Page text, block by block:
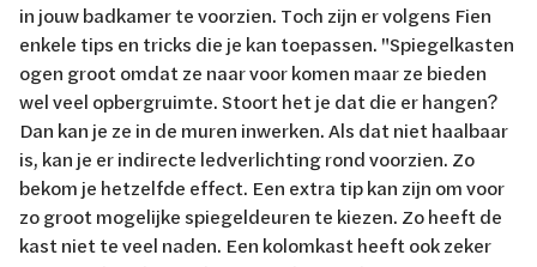
in jouw badkamer te voorzien. Toch zijn er volgens Fien
enkele tips en tricks die je kan toepassen. "Spiegelkasten
ogen groot omdat ze naar voor komen maar ze bieden
wel veel opbergruimte. Stoort het je dat die er hangen?
Dan kan je ze in de muren inwerken. Als dat niet haalbaar
is, kan je er indirecte ledverlichting rond voorzien. Zo
bekom je hetzelfde effect. Een extra tip kan zijn om voor
zo groot mogelijke spiegeldeuren te kiezen. Zo heeft de
kast niet te veel naden. Een kolomkast heeft ook zeker